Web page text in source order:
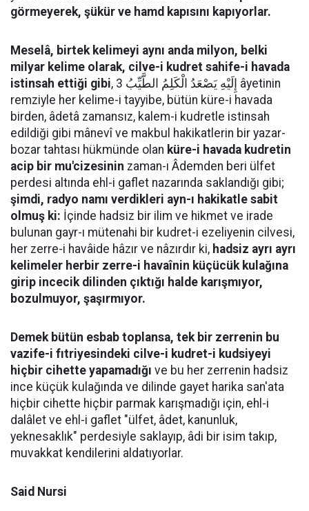
görmeyerek, şükür ve hamd kapısını kapıyorlar.
Meselâ, birtek kelimeyi aynı anda milyon, belki
milyar kelime olarak, cilve-i kudret sahife-i havada
istinsah ettiği gibi, إِلَيْهِ يَصْعَدُ الْكَلِمُ الطَّيِّبُ 3 âyetinin
remziyle her kelime-i tayyibe, bütün küre-i havada
birden, âdetâ zamansız, kalem-i kudretle istinsah
edildiği gibi mânevî ve makbul hakikatlerin bir yazar-
bozar tahtası hükmünde olan küre-i havada kudretin
acip bir mu'cizesinin zaman-ı Âdemden beri ülfet
perdesi altında ehl-i gaflet nazarında saklandığı gibi;
şimdi, radyo namı verdikleri ayn-ı hakikatle sabit
olmuş ki: İçinde hadsiz bir ilim ve hikmet ve irade
bulunan gayr-ı mütenahi bir kudret-i ezeliyenin cilvesi,
her zerre-i havâide hâzır ve nâzırdır ki, hadsiz ayrı ayrı
kelimeler herbir zerre-i havaînin küçücük kulağına
girip incecik dilinden çıktığı halde karışmıyor,
bozulmuyor, şaşırmıyor.
Demek bütün esbab toplansa, tek bir zerrenin bu
vazife-i fıtriyesindeki cilve-i kudret-i kudsiyeyi
hiçbir cihette yapamadığı ve bu her zerrenin hadsiz
ince küçük kulağında ve dilinde gayet harika san'ata
hiçbir cihette hiçbir parmak karışmadığı için, ehl-i
dalâlet ve ehl-i gaflet "ülfet, âdet, kanunluk,
yeknesaklık" perdesiyle saklayıp, âdi bir isim takıp,
muvakkat kendilerini aldatıyorlar.
Said Nursi